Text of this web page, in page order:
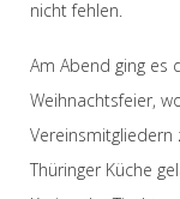
nicht fehlen.
Am Abend ging es
Weihnachtsfeier,
Thüringer Küche